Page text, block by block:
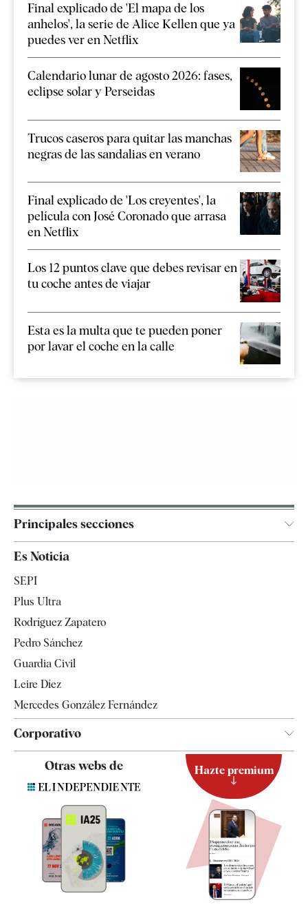
Final explicado de 'El mapa de los
anhelos', la serie de Alice Kellen que ya
puedes ver en Netflix
Calendario lunar de agosto 2026: fases,
eclipse solar y Perseidas
Trucos caseros para quitar las manchas
negras de las sandalias en verano
Final explicado de 'Los creyentes', la
película con José Coronado que arrasa
en Netflix
Los 12 puntos clave que debes revisar en
tu coche antes de viajar
Esta es la multa que te pueden poner
por lavar el coche en la calle
Principales secciones
España
Televisión
Es Noticia
SEPI
Plus Ultra
Rodríguez Zapatero
Pedro Sánchez
Guardia Civil
Leire Díez
Mercedes González Fernández
Corporativo
Contacto
Quiénes somos
Especificaciones
Otras webs de Hazte premium